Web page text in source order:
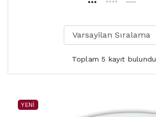
Toplam 5 kayıt bulundu
YENI